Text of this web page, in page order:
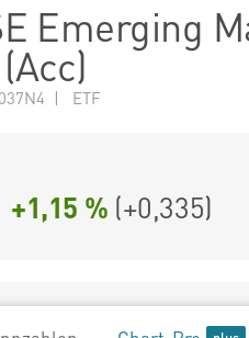
Emerging
| ETF
+1,15 % (+0,335)